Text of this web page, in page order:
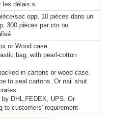
les délais.s.
sac opp, 10 pièces dans un
300 pièces par ctn ou
or Wood case
bag, with pearl-cotton
in cartons or wood case.
to seal cartons. Or nail shut
by DHL,FEDEX, UPS. Or
to customers' requirement